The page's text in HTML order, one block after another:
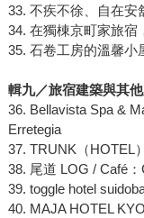
33. 不疾不徐、自在安
34. 在獨棟京町家旅宿
35. 石卷工房的溫馨小
輯九／旅宿建築與其
36. Bellavista Spa &
Erretegia
37. TRUNK（HOTEL
38. 尾道 LOG / Café
39. toggle hotel
40. MAJA HOTEL